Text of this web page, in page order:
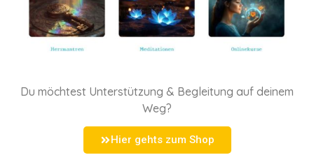
Du möchtest Unterstützung & Begleitung auf deinem
Weg?
Hier gehts zum Shop